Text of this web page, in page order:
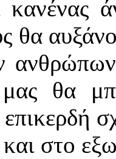
κανένας
θα
μας θα
στο